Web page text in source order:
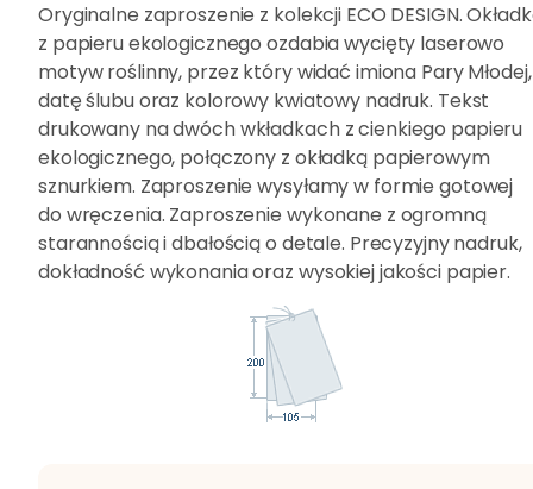
Oryginalne zaproszenie z kolekcji ECO DESIGN.
z papieru ekologicznego ozdabia wycięty laserowo
motyw roślinny, przez który widać imiona Pary Młodej,
datę ślubu oraz kolorowy kwiatowy nadruk. Tekst
drukowany na dwóch wkładkach z cienkiego papieru
ekologicznego, połączony z okładką papierowym
sznurkiem. Zaproszenie wysyłamy w formie gotowej
do wręczenia. Zaproszenie wykonane z ogromną
starannością i dbałością o detale. Precyzyjny nadruk,
dokładność wykonania oraz wysokiej jakości papier.